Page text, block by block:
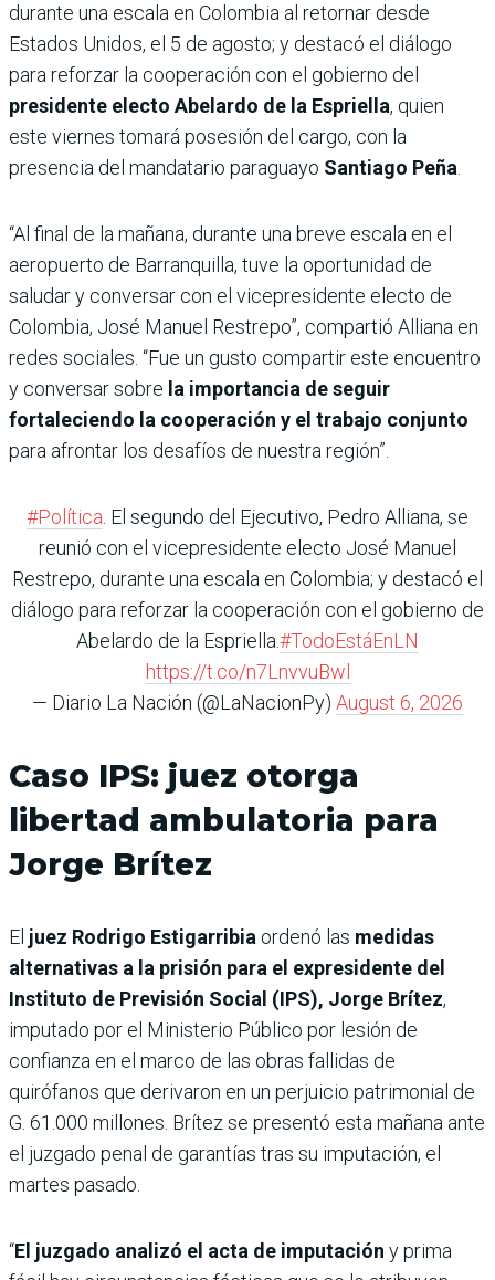
durante una escala en Colombia al retornar desde
Estados Unidos, el 5 de agosto; y destacó el diálogo
para reforzar la cooperación con el gobierno del
presidente electo Abelardo de la Espriella, quien
este viernes tomará posesión del cargo, con la
presencia del mandatario paraguayo Santiago Peña
“Al final de la mañana, durante una breve escala en el
aeropuerto de Barranquilla, tuve la oportunidad de
saludar y conversar con el vicepresidente electo de
Colombia, José Manuel Restrepo”, compartió Alliana en
redes sociales. “Fue un gusto compartir este encuentro
y conversar sobre la importancia de seguir
fortaleciendo la cooperación y el trabajo conjunto
para afrontar los desafíos de nuestra región”.
#Política . El segundo del Ejecutivo, Pedro Alliana, se
reunió con el vicepresidente electo José Manuel
Restrepo, durante una escala en Colombia; y destacó el
diálogo para reforzar la cooperación con el gobierno de
Abelardo de la Espriella.#TodoEstáEnLN
https://t.co/n7LnvvuBwl
— Diario La Nación (@LaNacionPy) August 6, 2026
Caso IPS: juez otorga
libertad ambulatoria para
Jorge Brítez
El juez Rodrigo Estigarribia ordenó las medidas
alternativas a la prisión para el expresidente del
Instituto de Previsión Social (IPS), Jorge Brítez,
imputado por el Ministerio Público por lesión de
confianza en el marco de las obras fallidas de
quirófanos que derivaron en un perjuicio patrimonial de
G. 61.000 millones. Brítez se presentó esta mañana ante
el juzgado penal de garantías tras su imputación, el
martes pasado.
“El juzgado analizó el acta de imputación y prima